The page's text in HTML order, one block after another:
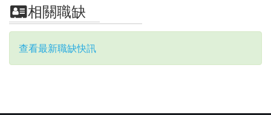
相關職缺
查看最新職缺快訊